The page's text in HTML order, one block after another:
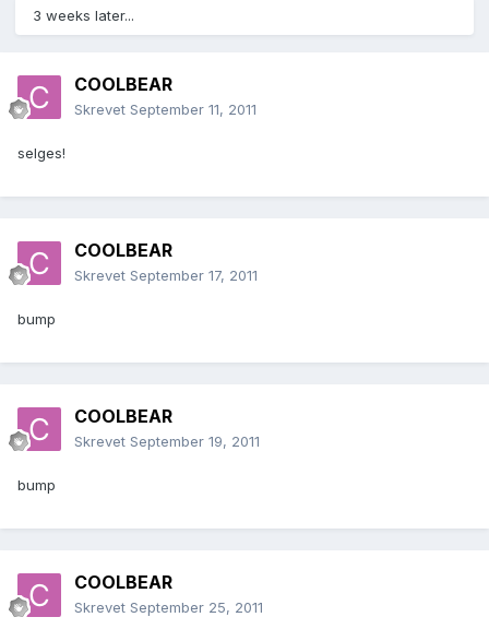
3 weeks later...
COOLBEAR
Skrevet September 11, 2011
selges!
COOLBEAR
Skrevet September 17, 2011
bump
COOLBEAR
Skrevet September 19, 2011
bump
COOLBEAR
Skrevet September 25, 2011